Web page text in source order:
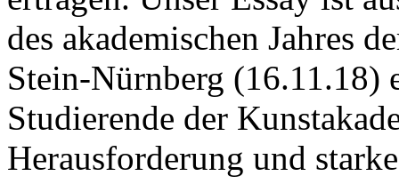
des akademischen Jahres
Stein-Nürnberg (16.11.18)
Studierende der
Herausforderung und